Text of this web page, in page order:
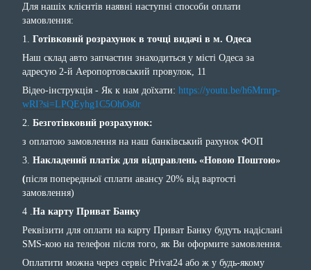
Для нашіх клієнтів наявні наступні способи оплати
замовлення:
1. Готівковий розрахунок в точці видачі в м. Одеса
Наш склад авто запчастин знаходиться у місті Одеса за
адресую 2-й Аеропортовський провулок, 11
Відео-інструкція - Як к нам доїхати: https://youtu.be/h6Mrnrp-
wRI?si=LPQEyhg1C5OhOs0r
2. Безготівковий розрахунок:
з оплатою замовлення на наш банківський рахунок ФОП
3. Накладений платіж для відправлень «Новою Поштою»
(після попередньої сплати авансу 20% від вартості
замовлення)
4 . На карту Приват Банку
Реквізити для оплати на карту Приват Банку будуть надіслані
SMS-кою на телефон після того, як Ви оформите замовлення.
Оплатити можна через сервіс Privat24 або ж у будь-якому